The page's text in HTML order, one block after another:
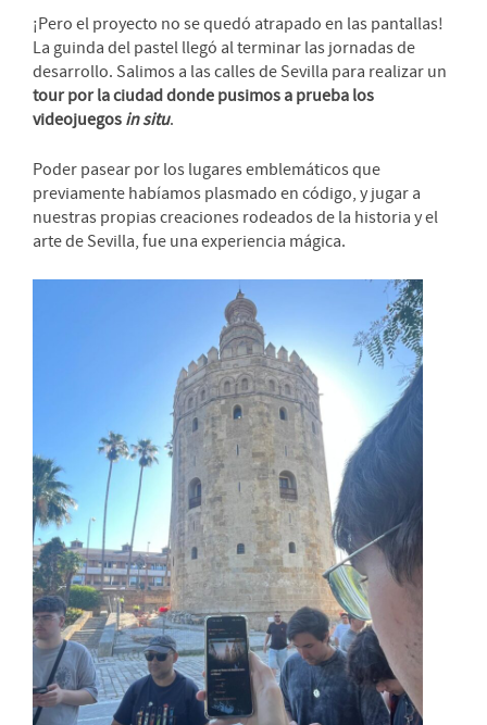
¡Pero el proyecto no se quedó atrapado en las pantallas!
La guinda del pastel llegó al terminar las jornadas de
desarrollo. Salimos a las calles de Sevilla para realizar un
tour por la ciudad donde pusimos a prueba los
videojuegos in situ.
Poder pasear por los lugares emblemáticos que
previamente habíamos plasmado en código, y jugar a
nuestras propias creaciones rodeados de la historia y el
arte de Sevilla, fue una experiencia mágica.